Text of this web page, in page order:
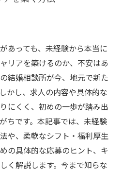
あっても、未経験から本当に
リアを築けるのか、不安はあ
結婚相談所が今、地元で新た
かし、求人の内容や具体的な
にくく、初めの一歩が踏み出
ちです。本記事では、未経験
や、柔軟なシフト・福利厚生
の具体的な応募のヒント、キ
く解説します。今まで知らな